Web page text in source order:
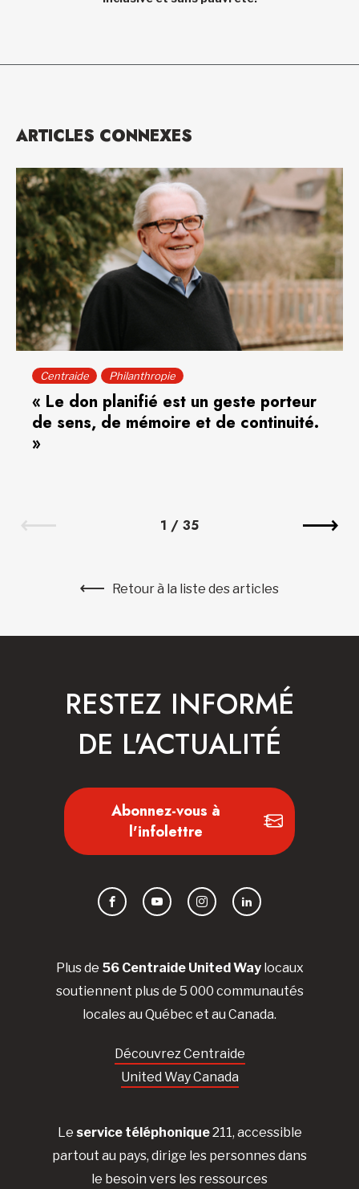
ARTICLES CONNEXES
Centraide Philanthropie
« Le don planifié est un geste porteur
de sens, de mémoire et de continuité.
»
1 / 35
Retour à la liste des articles
Plus de 56 Centraide United Waylocaux
soutiennent plus de 5 000 communautés
locales au Québec et au Canada.
Découvrez Centraide
United Way Canada
Le service téléphonique211, accessible
partout au pays, dirige les personnes dans
le besoin vers les ressources
RESTEZ INFORMÉ
DE L'ACTUALITÉ
Abonnez-vous à
l'infolettre
FacebookYouTubeInstagramLinkedIn